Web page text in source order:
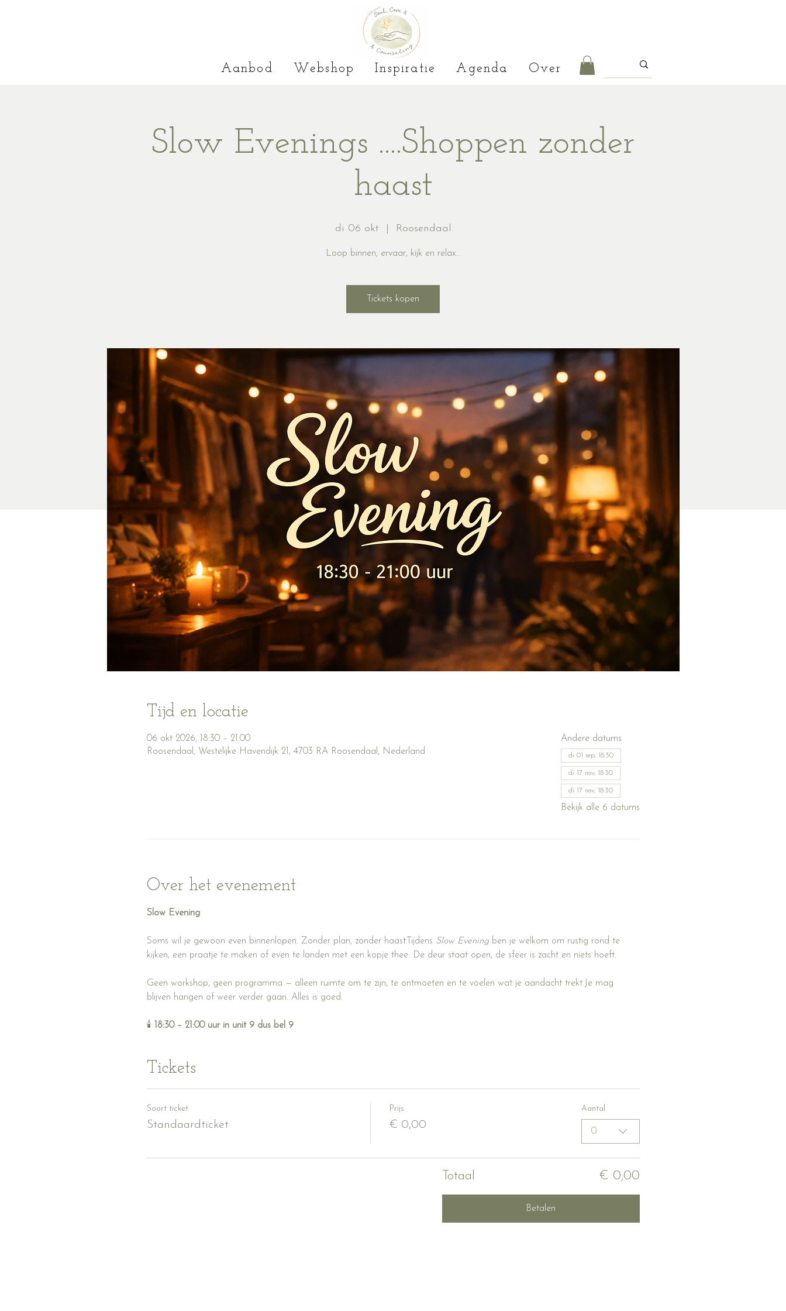
Aanbod Webshop Inspiratie Agenda Over
Slow Evenings ....Shoppen zonder
haast
di 06 okt Roosendaal
Loop binnen, ervaar, kijk en relax...
Tickets kopen
Tijd en locatie
06 okt 2026, 18:30 – 21:00
Roosendaal, Westelijke Havendijk 21, 4703 RA Roosendaal, Nederland
Andere datums
di 01 sep, 18:30
di 17 nov, 18:30
di 17 nov, 18:30
Bekijk alle 6 datums
Over het evenement
Slow Evening
Soms wil je gewoon even binnenlopen. Zonder plan, zonder haast.Tijdens Slow Evening ben je welkom om rustig rond te
kijken, een praatje te maken of even te landen met een kopje thee. De deur staat open, de sfeer is zacht en niets hoeft.
Geen workshop, geen programma — alleen ruimte om te zijn, te ontmoeten en te voelen wat je aandacht trekt.Je mag
blijven hangen of weer verder gaan. Alles is goed.
🕯️ 18:30 – 21:00 uur in unit 9 dus bel 9
Tickets
Soort ticket
Standaardticket
Prijs
€ 0,00
Aantal
0
Totaal € 0,00
Betalen